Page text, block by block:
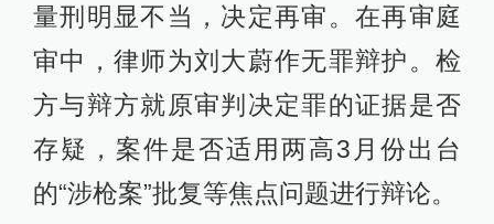
量刑明显不当，决定再审。在再审庭
审中，律师为刘大蔚作无罪辩护。检
方与辩方就原审判决定罪的证据是否
存疑，案件是否适用两高3月份出台
的“涉枪案”批复等焦点问题进行辩论。